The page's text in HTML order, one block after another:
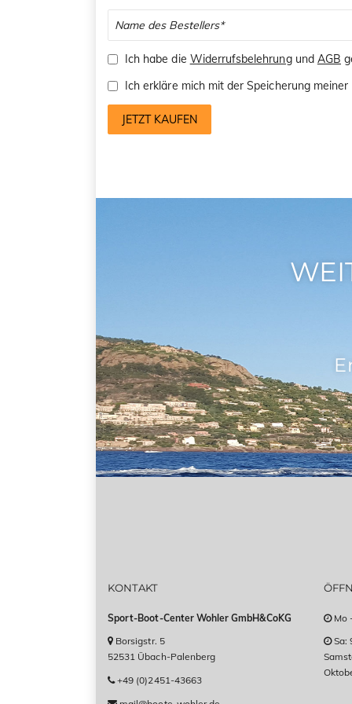
Ich habe die Widerrufsbelehrungund AGB
Ich erkläre mich mit der Speicherung
JETZT KAUFEN
KONTAKT
Sport-Boot-Center Wohler GmbH&CoKG
Borsigstr. 5
52531 Übach-Palenberg
+49 (0)2451-43663
Mo
Sa: